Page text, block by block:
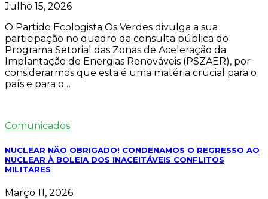
Julho 15, 2026
O Partido Ecologista Os Verdes divulga a sua
participação no quadro da consulta pública do
Programa Setorial das Zonas de Aceleração da
Implantação de Energias Renováveis (PSZAER), por
considerarmos que esta é uma matéria crucial para o
país e para o…
Comunicados
NUCLEAR NÃO OBRIGADO! CONDENAMOS O REGRESSO AO
NUCLEAR À BOLEIA DOS INACEITÁVEIS CONFLITOS
MILITARES
Março 11, 2026